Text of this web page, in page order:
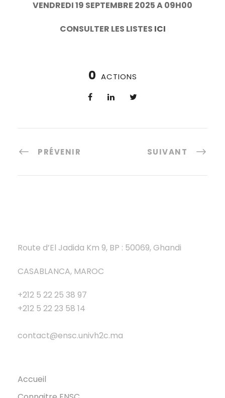
VENDREDI 19 SEPTEMBRE 2025 A 09H00
CONSULTER LES LISTES ICI
0 ACTIONS
PRÉVENIR SUIVANT
Route d’El Jadida Km 9, BP : 50069, Ghandi
CASABLANCA, MAROC
+212 5 22 25 38 97
+212 5 22 23 58 14
contact@ensc.univh2c.ma
Accueil